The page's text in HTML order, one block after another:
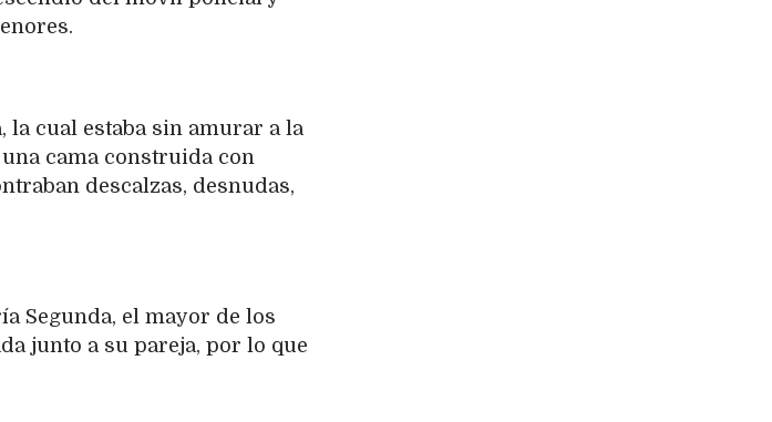
la cual estaba sin amurar a la
cama construida con
descalzas, desnudas,
Segunda, el mayor de los
junto a su pareja, por lo que